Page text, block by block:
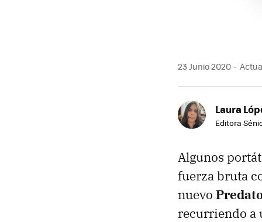
23 Junio 2020
Laura
Editora
Algunos
fuerza bruta
nuevo
recurriendo a